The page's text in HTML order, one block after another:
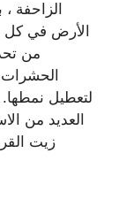
الزاحفة
الأرض في كل
من
لتعطيل نمطها.
العديد من
زيت